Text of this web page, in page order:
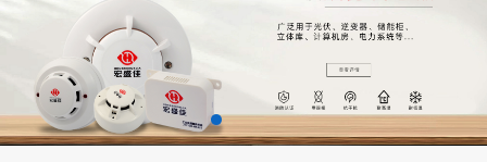
家用可燃气体报警器
防爆火灾报警设备
工业气体检测仪